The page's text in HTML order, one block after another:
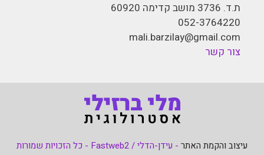
ת.ד. 3736 מושב קדימה 60920
052-3764220
mali.barzilay@gmail.com
צור קשר
עיצוב והקמת האתר
- עידן-הדלי / Fastweb2 - כל הזכויות שמורות